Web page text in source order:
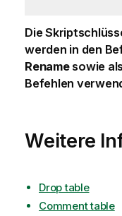
Die
werden in den
Renamesowie
Befehlen
Weitere
Drop table
Comment table